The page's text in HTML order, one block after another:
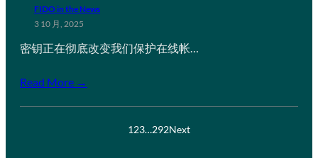
FIDO in the News
3 10 月, 2025
密钥正在彻底改变我们保护在线帐…
Read More →
123…292Next